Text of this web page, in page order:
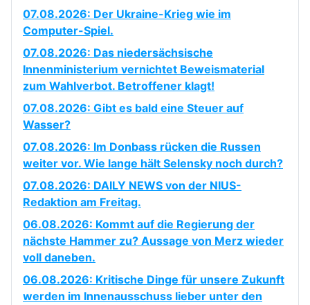
07.08.2026: Der Ukraine-Krieg wie im
Computer-Spiel.
07.08.2026: Das niedersächsische
Innenministerium vernichtet Beweismaterial
zum Wahlverbot. Betroffener klagt!
07.08.2026: Gibt es bald eine Steuer auf
Wasser?
07.08.2026: Im Donbass rücken die Russen
weiter vor. Wie lange hält Selensky noch durch?
07.08.2026: DAILY NEWS von der NIUS-
Redaktion am Freitag.
06.08.2026: Kommt auf die Regierung der
nächste Hammer zu? Aussage von Merz wieder
voll daneben.
06.08.2026: Kritische Dinge für unsere Zukunft
werden im Innenausschuss lieber unter den